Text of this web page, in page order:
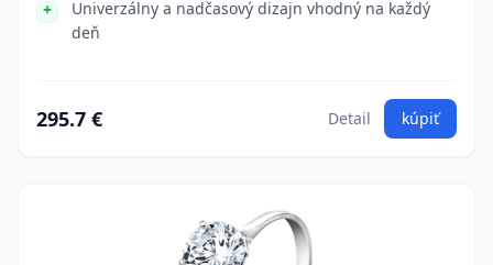
Univerzálny a nadčasový dizajn vhodný na každý
deň
295.7 € Detail kúpiť